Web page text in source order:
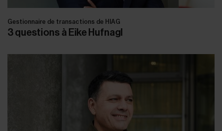
Gestionnaire de transactions de HIAG
3 questions à Eike Hufnagl